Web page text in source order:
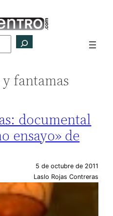
y fantamas
documental
ensayo» de
5 de octubre de 2011
Laslo Rojas Contreras